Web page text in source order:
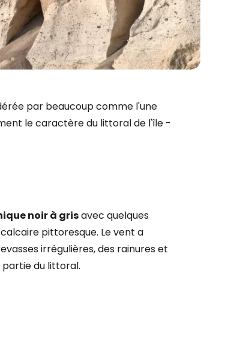
par beaucoup comme l'une
le caractère du littoral de l'île -
noir à grisavec quelques
pittoresque. Le vent a
irrégulières, des rainures et
du littoral.